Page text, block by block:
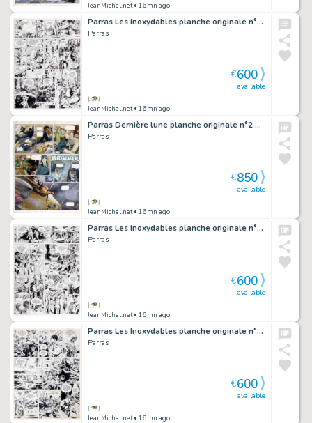
JeanMichel.net• 16mn ago
Parras Les Inoxydables planche originale n°35
Parras
JeanMichel.net• 16mn ago
available
€600
Parras Dernière lune planche originale n°2 1993
Parras
JeanMichel.net• 16mn ago
available
€850
Parras Les Inoxydables planche originale n°34
Parras
JeanMichel.net• 16mn ago
available
€600
Parras Les Inoxydables planche originale n°33
Parras
JeanMichel.net• 16mn ago
available
€600